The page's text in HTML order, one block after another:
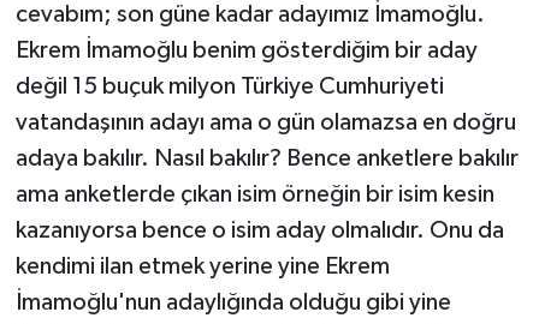
cevabım; son güne kadar adayımız İmamoğlu.
Ekrem İmamoğlu benim gösterdiğim bir aday
değil 15 buçuk milyon Türkiye Cumhuriyeti
vatandaşının adayı ama o gün olamazsa en doğru
adaya bakılır. Nasıl bakılır? Bence anketlere bakılır
ama anketlerde çıkan isim örneğin bir isim kesin
kazanıyorsa bence o isim aday olmalıdır. Onu da
kendimi ilan etmek yerine yine Ekrem
İmamoğlu'nun adaylığında olduğu gibi yine